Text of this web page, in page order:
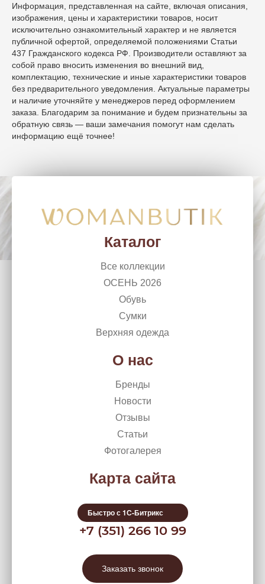
Информация, представленная на сайте, включая описания,
изображения, цены и характеристики товаров, носит
исключительно ознакомительный характер и не является
публичной офертой, определяемой положениями Статьи
437 Гражданского кодекса РФ. Производители оставляют за
собой право вносить изменения во внешний вид,
комплектацию, технические и иные характеристики товаров
без предварительного уведомления. Актуальные параметры
и наличие уточняйте у менеджеров перед оформлением
заказа. Благодарим за понимание и будем признательны за
обратную связь — ваши замечания помогут нам сделать
информацию ещё точнее!
г. Челябинск, Ленина, 50
+7 (351) 266 10 99
Каталог
Все коллекции
ОСЕНЬ 2026
Обувь
Сумки
Верхняя одежда
О нас
Бренды
Новости
Отзывы
Статьи
Фотогалерея
Карта сайта
Быстро с 1С-Битрикс
+7 (351) 266 10 99
Заказать звонок